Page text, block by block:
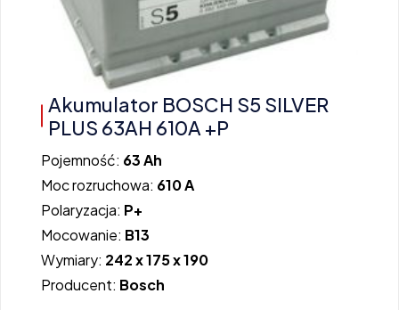
Akumulator BOSCH S5 SILVER
PLUS 63AH 610A +P
Pojemność: 63 Ah
Moc rozruchowa: 610 A
Polaryzacja: P+
Mocowanie: B13
Wymiary: 242 x 175 x 190
Producent: Bosch